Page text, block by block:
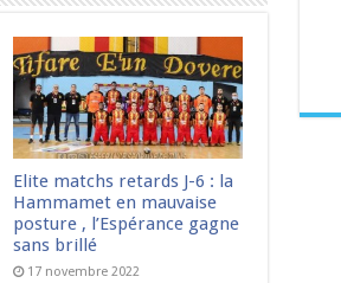
Elite matchs retards J-6 : la
Hammamet en mauvaise
posture , l’Espérance gagne
sans brillé
17 novembre 2022